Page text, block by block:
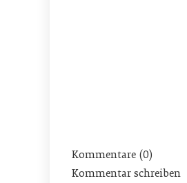
Kommentare (0)
Kommentar schreiben